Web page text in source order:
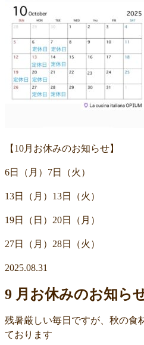
【10月お休みのお知らせ】
6日（月）7日（火）
13日（月）13日（火）
19日（日）20日（月）
27日（月）28日（火）
2025.08.31
9 月お休みのお知ら
残暑厳しい毎日ですが、秋の食
ております